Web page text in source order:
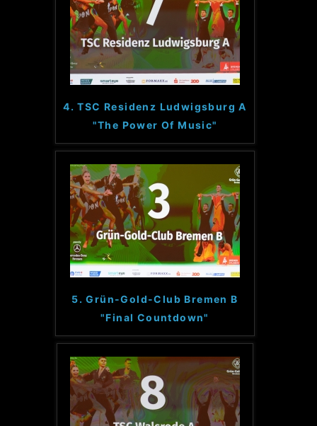
4. TSC Residenz Ludwigsburg A
"The Power Of Music"
5. Grün-Gold-Club Bremen B
"Final Countdown"